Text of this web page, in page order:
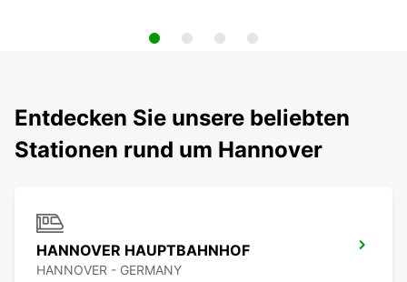
Entdecken Sie unsere beliebten
Stationen rund um Hannover
HANNOVER HAUPTBAHNHOF
HANNOVER - GERMANY